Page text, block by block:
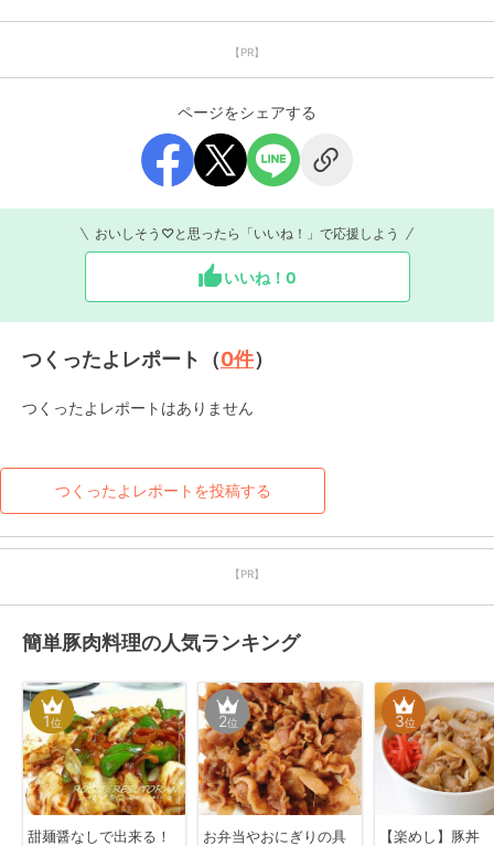
【PR】
ページをシェアする
おいしそう♡と思ったら「いいね！」で応援しよう
いいね！ 0
つくったよレポート（0件）
つくったよレポートはありません
つくったよレポートを投稿する
【PR】
簡単豚肉料理の人気ランキング
1位
甜麺醤なしで出来る！
2位
お弁当やおにぎりの具
3位
【楽めし】豚丼